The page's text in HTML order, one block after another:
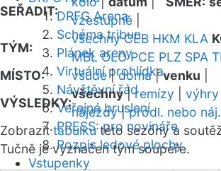
DRFG Arena
Schéma tribun
Plánek areny
Virtuální prohlídka
Návštěvní řád
Veřejné bruslení
PRESS: pro novináře
Rozpis ledové plochy
Vstupenky
SEŘADIT:
vzestupně
TÝM:
všechny CEB HKM KLA
MBL OLO PCE PLZ SPA
MÍSTO:
všude|doma|venku
VÝSLEDKY:
všechny|remízy
nájezdy|prodl. nebo náj.
Zobrazittabulkutéto sezóny a
Tučně je vyznačen tým soupeře.